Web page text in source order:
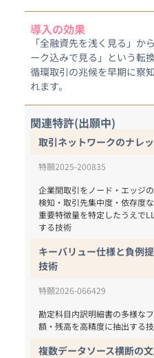
導入の効果
「全融資先を浅く見る」か
ーク込みで見る」という転
循環取引の兆候を早期に察
れます。
関連特許(出願中)
取引ネットワークのナレ
特願2025-200835
企業間取引をノード・エッジ
検知・取引先集中度・依存度
重要特徴量を特定したうえで
する技術
キーバリュー仕様と負例
技術
特願2026-066429
勘定科目内訳明細書の多様な
複数データソース横断の